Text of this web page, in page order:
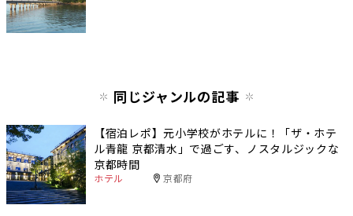
同じジャンルの記事
【宿泊レポ】元小学校がホテルに！「ザ・ホテ
ル青龍 京都清水」で過ごす、ノスタルジックな
京都時間
ホテル 京都府